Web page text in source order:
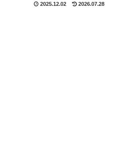
2025.12.02 2026.07.28